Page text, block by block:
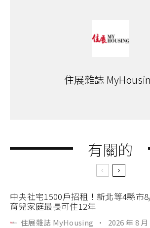
住展雜誌
有關的
中央社宅1500戶招租！新北等4縣
育兒家庭最長可住12年
住展雜誌 MyHousing · 2026 年 8 月